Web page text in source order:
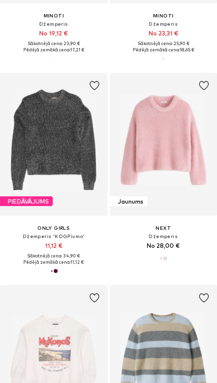
MINOTI
Džemperis
No 19,12 €
Sākotnējā cena: 23,90 €
Pēdējā zemākā cena:17,21 €
MINOTI
Džemperis
No 23,31 €
Sākotnējā cena: 25,90 €
Pēdējā zemākā cena:18,65 €
PIEDĀVĀJUMS
ONLY GIRLS
Džemperis 'KOGPiumo'
11,12 €
Sākotnējā cena: 34,90 €
Pēdējā zemākā cena:11,12 €
Jaunums
NEXT
Džemperis
No 28,00 €